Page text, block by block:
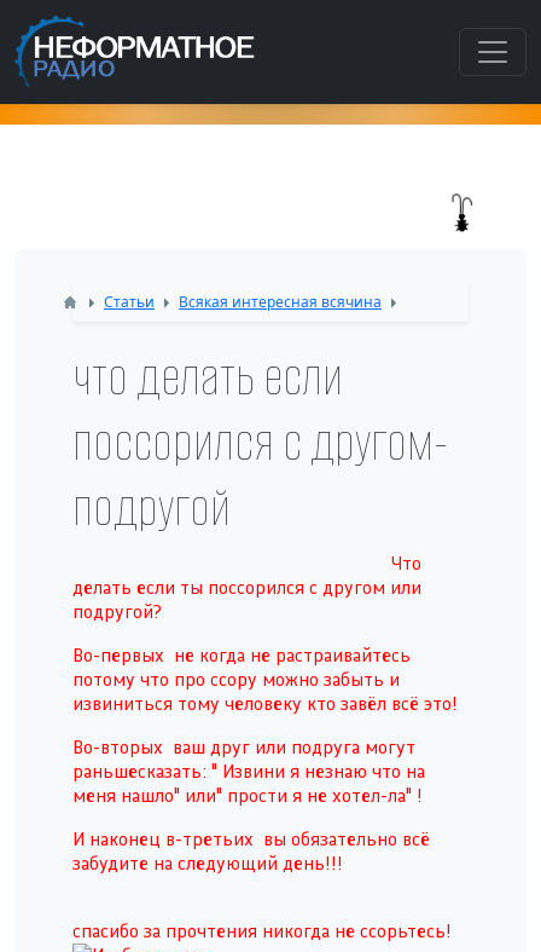
Как попасть в этот раздел???
Статьи Всякая интересная всячина
что делать если
поссорился с другом-
подругой
Что
делать если ты поссорился с другом или
подругой?
Во-первых не когда не растраивайтесь
потому что про ссору можно забыть и
извиниться тому человеку кто завёл всё это!
Во-вторых ваш друг или подруга могут
раньшесказать: " Извини я незнаю что на
меня нашло" или" прости я не хотел-ла" !
И наконец в-третьих вы обязательно всё
забудите на следующий день!!!
спасибо за прочтения никогда не ссорьтесь!